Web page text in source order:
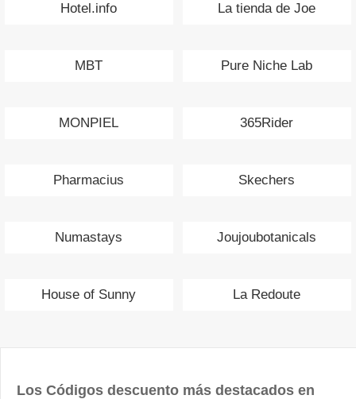
Hotel.info La tienda de Joe
MBT Pure Niche Lab
MONPIEL 365Rider
Pharmacius Skechers
Numastays Joujoubotanicals
House of Sunny La Redoute
Los Códigos descuento más destacados en